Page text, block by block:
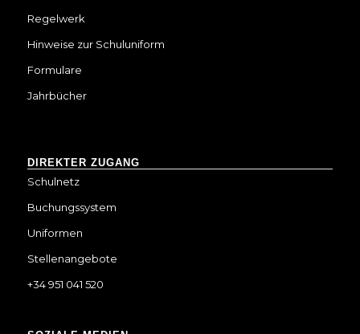
Regelwerk
Hinweise zur Schuluniform
Formulare
Jahrbücher
DIREKTER ZUGANG
Schulnetz
Buchungssystem
Uniformen
Stellenangebote
+34 951 041 520